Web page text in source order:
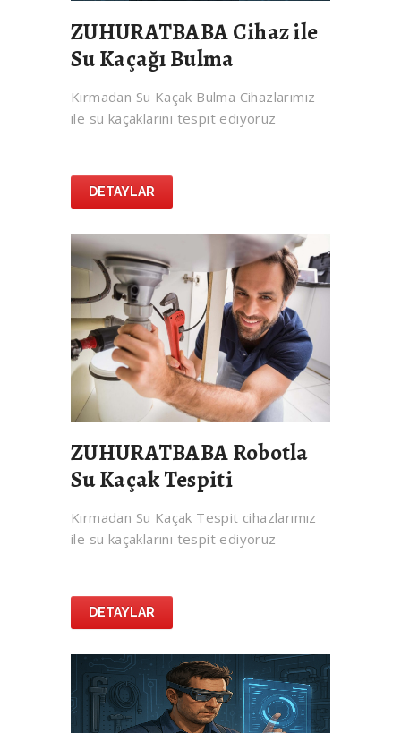
ZUHURATBABA Cihaz ile
Su Kaçağı Bulma
Kırmadan Su Kaçak Bulma Cihazlarımız
ile su kaçaklarını tespit ediyoruz
DETAYLAR
ZUHURATBABA Robotla
Su Kaçak Tespiti
Kırmadan Su Kaçak Tespit cihazlarımız
ile su kaçaklarını tespit ediyoruz
DETAYLAR